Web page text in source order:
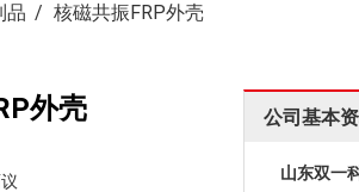
品 核磁共振FRP外壳
外壳 公司基本
山东双一